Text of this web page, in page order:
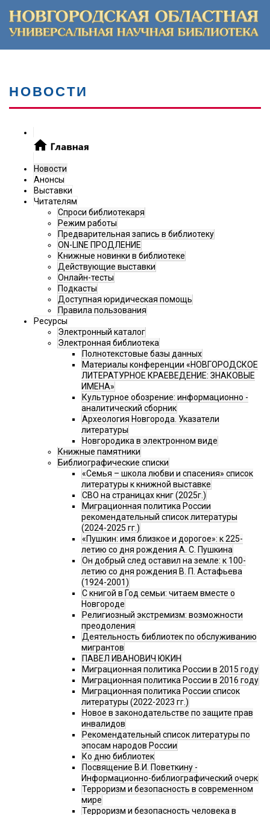
НОВОСТИ
Новости
Анонсы
Выставки
Читателям
Спроси библиотекаря
Режим работы
Предварительная запись в библиотеку
ON-LINE ПРОДЛЕНИЕ
Книжные новинки в библиотеке
Действующие выставки
Онлайн-тесты
Подкасты
Доступная юридическая помощь
Правила пользования
Ресурсы
Электронный каталог
Электронная библиотека
Полнотекстовые базы данных
Материалы конференции «НОВГОРОДСКОЕ
ЛИТЕРАТУРНОЕ КРАЕВЕДЕНИЕ: ЗНАКОВЫЕ
ИМЕНА»
Культурное обозрение: информационно -
аналитический сборник
Археология Новгорода. Указатели
литературы
Новгородика в электронном виде
Книжные памятники
Библиографические списки
«Семья – школа любви и спасения» список
литературы к книжной выставке
СВО на страницах книг (2025г.)
Миграционная политика России
рекомендательный список литературы
(2024-2025 гг.)
«Пушкин: имя близкое и дорогое»: к 225-
летию со дня рождения А. С. Пушкина
Он добрый след оставил на земле: к 100-
летию со дня рождения В. П. Астафьева
(1924-2001)
С книгой в Год семьи: читаем вместе о
Новгороде
Религиозный экстремизм: возможности
преодоления
Деятельность библиотек по обслуживанию
мигрантов
ПАВЕЛ ИВАНОВИЧ ЮКИН
Миграционная политика России в 2015 году
Миграционная политика России в 2016 году
Миграционная политика России список
литературы (2022-2023 гг.)
Новое в законодательстве по защите прав
инвалидов
Рекомендательный список литературы по
эпосам народов России
Ко дню библиотек
Посвящение В.И. Поветкину -
Информационно-библиографический очерк
Терроризм и безопасность в современном
мире
Терроризм и безопасность человека в